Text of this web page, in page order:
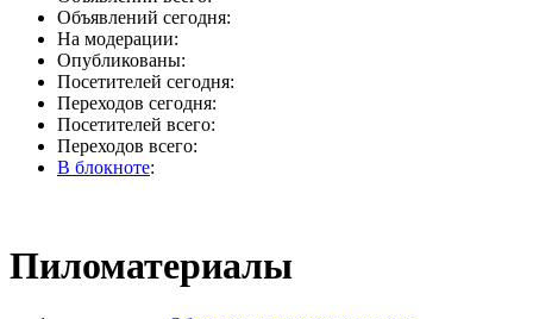
Объявлений сегодня:
На модерации:
Опубликованы:
Посетителей сегодня:
Переходов сегодня:
Посетителей всего:
Переходов всего:
В блокноте:
Пиломатериалы